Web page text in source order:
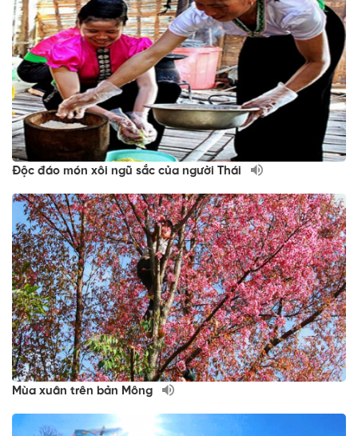
Độc đáo món xôi ngũ sắc của người Thái
Mùa xuân trên bản Mông